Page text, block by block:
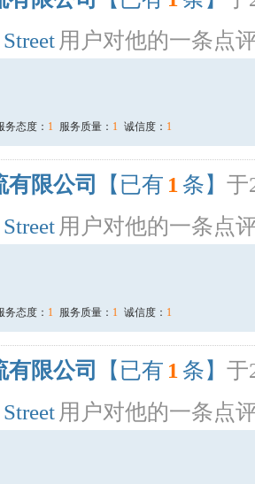
用户对他的一条点
务态度： 1 服务质量： 1 诚信度： 1
限公司 【已有 1 条】 于
用户对他的一条点
务态度： 1 服务质量： 1 诚信度： 1
限公司 【已有 1 条】 于
用户对他的一条点